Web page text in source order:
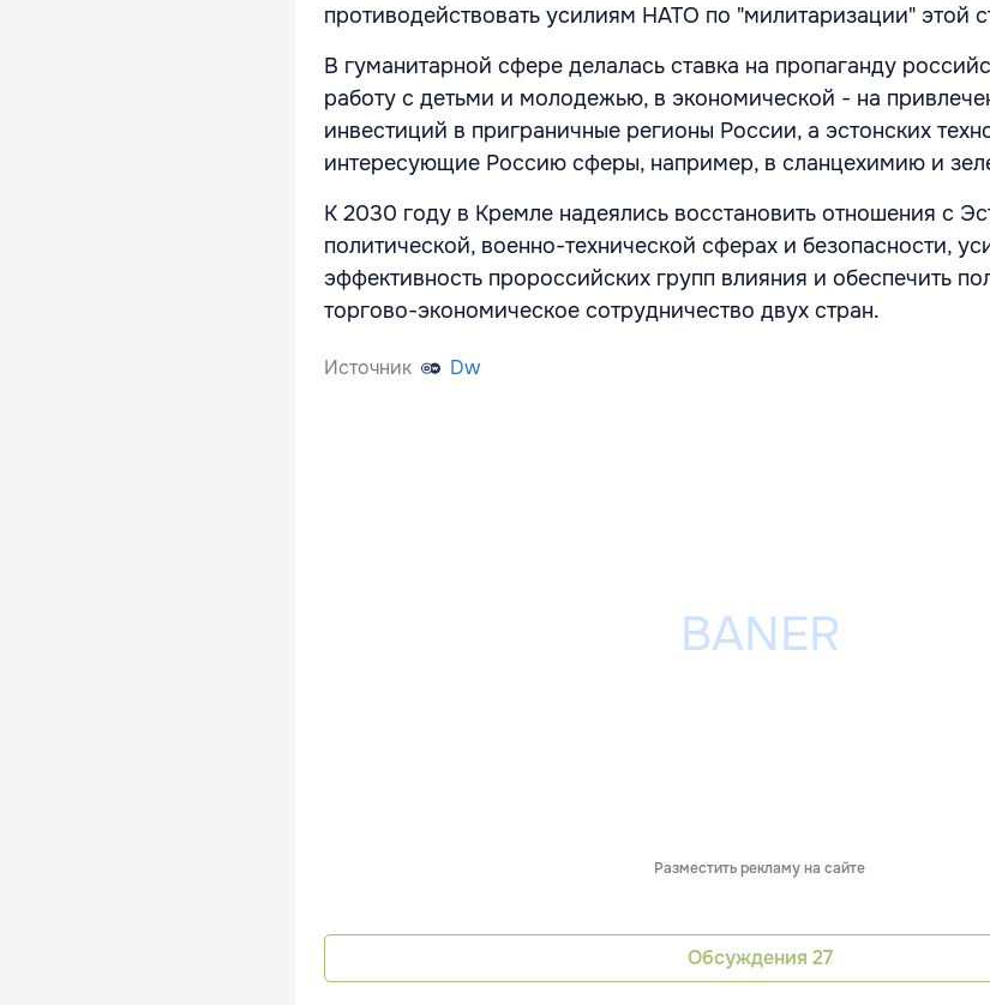
противодействовать усилиям НАТО по "милитаризации" этой
В гуманитарной сфере делалась ставка на пропаганду
работу с детьми и молодежью, в экономической - на
инвестиций в приграничные регионы России, а эстонских
интересующие Россию сферы, например, в сланцехимию и
К 2030 году в Кремле надеялись восстановить отношения с
политической, военно-технической сферах и безопасности,
эффективность пророссийских групп влияния и обеспечить
торгово-экономическое сотрудничество двух стран.
Источник Dw
Разместить рекламу на сайте
Обсуждения 27